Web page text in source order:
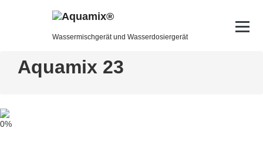
Wassermischgerät und Wasserdosiergerät
Aquamix 23
0%